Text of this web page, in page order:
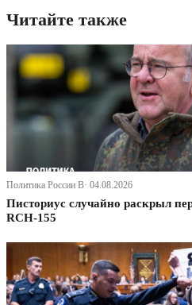
Читайте также
Политика России В· 04.08.2026
Писториус случайно раскрыл
RCH-155